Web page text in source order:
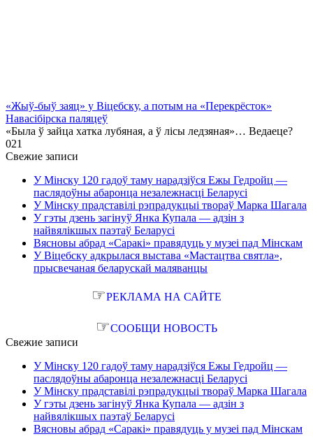
«Жыў-быў заяц» у Віцебску, а потым на «Перекрёсток»
Навасібірска паляцеў
«Была ў зайца хатка лубяная, а ў лісы ледзяная»… Ведаеце?
021
Свежие записи
У Мінску 120 гадоў таму нарадзіўся Ежы Гедройц —
паслядоўны абаронца незалежнасці Беларусі
У Мінску прадставілі рэпрадукцыі твораў Марка Шагала
У гэты дзень загінуў Янка Купала — адзін з
найвялікшых паэтаў Беларусі
Вясновы абрад «Саракі» правядуць у музеі пад Мінскам
У Віцебску адкрылася выстава «Мастацтва святла»,
прысвечаная беларускай маляванцы
☞РЕКЛАМА НА САЙТЕ
☞СООБЩИ НОВОСТЬ
Свежие записи
У Мінску 120 гадоў таму нарадзіўся Ежы Гедройц —
паслядоўны абаронца незалежнасці Беларусі
У Мінску прадставілі рэпрадукцыі твораў Марка Шагала
У гэты дзень загінуў Янка Купала — адзін з
найвялікшых паэтаў Беларусі
Вясновы абрад «Саракі» правядуць у музеі пад Мінскам